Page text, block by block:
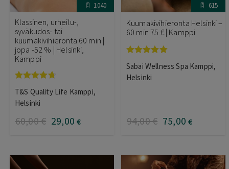
1040
Klassinen, urheilu-,
syväkudos- tai
kuumakivihieronta 60 min |
jopa -52 % | Helsinki,
Kamppi
tuotteesta:
4.67/ 5
T&S Quality Life Kamppi,
Helsinki
60,00€ 29,00 €
615
Kuumakivihieronta Helsinki –
60 min 75 € | Kamppi
tuotteesta:
5.00/ 5
Sabai Wellness Spa Kamppi,
Helsinki
94,00€ 75,00 €